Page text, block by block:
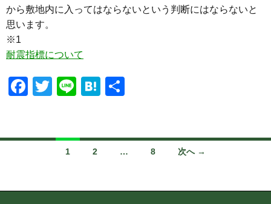
から敷地内に入ってはならないという判断にはならないと
思います。
※1
耐震指標について
F
e
T
er
Li
H
n
ナ
1 2 … 8 次へ →